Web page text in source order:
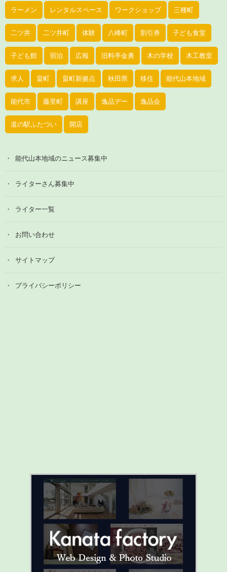
ラーメン レンタルスペース ワークショップ 三種町
二ツ井 二ツ井町 体験 八峰町 割引券 子ども食堂
子ども館 宿泊 広報 旧料亭金勇 木の学校 木工教室
求人 畠町 畠町新拠点 秋田県 移住 能代山本地域
能代市 藤里町 講座 逸品デー 逸品会
道の駅ふたつい 開店
能代山本地域のニュース募集中
ライターさん募集中
ライター一覧
お問い合わせ
サイトマップ
プライバシーポリシー